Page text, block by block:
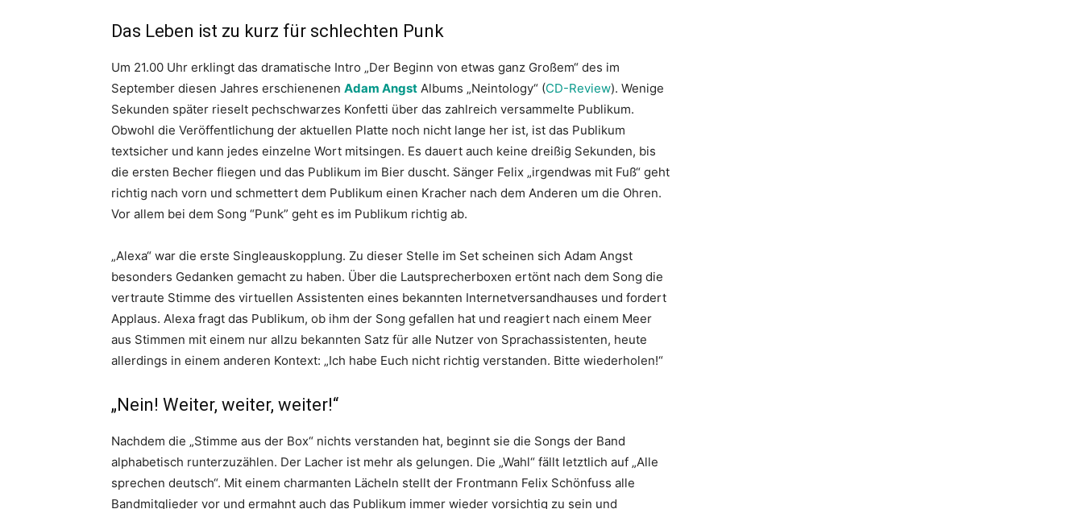
Das Leben ist zu kurz für schlechten Punk
Um 21.00 Uhr erklingt das dramatische Intro „Der Beginn von etwas ganz Großem“ des im
September diesen Jahres erschienenen Adam Angst Albums „Neintology“ (CD-Review). Wenige
Sekunden später rieselt pechschwarzes Konfetti über das zahlreich versammelte Publikum.
Obwohl die Veröffentlichung der aktuellen Platte noch nicht lange her ist, ist das Publikum
textsicher und kann jedes einzelne Wort mitsingen. Es dauert auch keine dreißig Sekunden, bis
die ersten Becher fliegen und das Publikum im Bier duscht. Sänger Felix „irgendwas mit Fuß“ geht
richtig nach vorn und schmettert dem Publikum einen Kracher nach dem Anderen um die Ohren.
Vor allem bei dem Song “Punk” geht es im Publikum richtig ab.
„Alexa“ war die erste Singleauskopplung. Zu dieser Stelle im Set scheinen sich Adam Angst
besonders Gedanken gemacht zu haben. Über die Lautsprecherboxen ertönt nach dem Song die
vertraute Stimme des virtuellen Assistenten eines bekannten Internetversandhauses und fordert
Applaus. Alexa fragt das Publikum, ob ihm der Song gefallen hat und reagiert nach einem Meer
aus Stimmen mit einem nur allzu bekannten Satz für alle Nutzer von Sprachassistenten, heute
allerdings in einem anderen Kontext: „Ich habe Euch nicht richtig verstanden. Bitte wiederholen!“
„Nein! Weiter, weiter, weiter!“
Nachdem die „Stimme aus der Box“ nichts verstanden hat, beginnt sie die Songs der Band
alphabetisch runterzuzählen. Der Lacher ist mehr als gelungen. Die „Wahl“ fällt letztlich auf „Alle
sprechen deutsch“. Mit einem charmanten Lächeln stellt der Frontmann Felix Schönfuss alle
Bandmitglieder vor und ermahnt auch das Publikum immer wieder vorsichtig zu sein und